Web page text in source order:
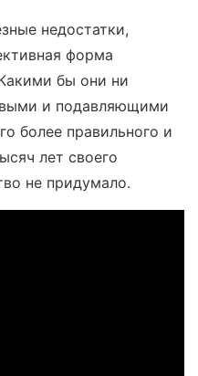
недостатки,
форма
бы они ни
и подавляющими
более правильного и
лет своего
не придумало.